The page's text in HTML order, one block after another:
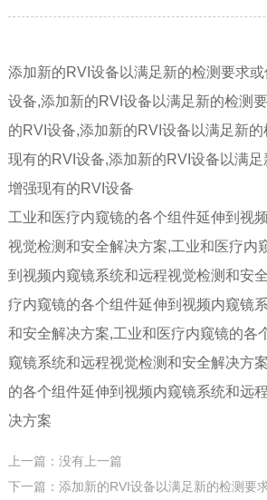
添加新的RVI设备以满足新的检测要求
设备,添加新的RVI设备以满足新的检测
的RVI设备,添加新的RVI设备以满足新
现有的RVI设备,添加新的RVI设备以满
增强现有的RVI设备
工业和医疗内窥镜的各个组件延伸到视
视觉检测和安全解决方案,工业和医疗内
到视频内窥镜系统和远程视觉检测和安
疗内窥镜的各个组件延伸到视频内窥镜
和安全解决方案,工业和医疗内窥镜的各
窥镜系统和远程视觉检测和安全解决方
的各个组件延伸到视频内窥镜系统和远
决方案
上一篇：没有上一篇